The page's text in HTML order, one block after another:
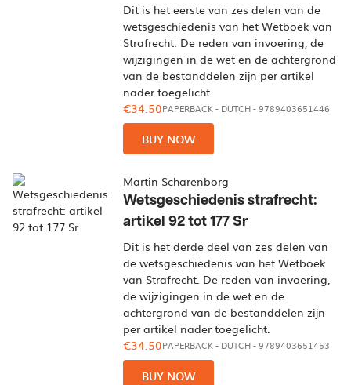
Dit is het eerste van zes delen van de
wetsgeschiedenis van het Wetboek van
Strafrecht. De reden van invoering, de
wijzigingen in de wet en de achtergrond
van de bestanddelen zijn per artikel
nader toegelicht.
€34.50PAPERBACK- DUTCH- 9789403651446
BUY NOW
Martin Scharenborg
Wetsgeschiedenis strafrecht:
artikel 92 tot 177 Sr
Dit is het derde deel van zes delen van
de wetsgeschiedenis van het Wetboek
van Strafrecht. De reden van invoering,
de wijzigingen in de wet en de
achtergrond van de bestanddelen zijn
per artikel nader toegelicht.
€34.50PAPERBACK- DUTCH- 9789403651453
BUY NOW